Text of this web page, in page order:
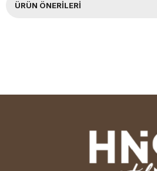
ÜRÜN ÖNERILERI